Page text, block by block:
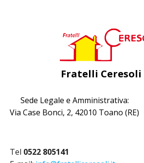
Fratelli Ceresoli
Sede Legale e Amministrativa:
Via Case Bonci, 2, 42010 Toano (RE)
Tel 0522 805141